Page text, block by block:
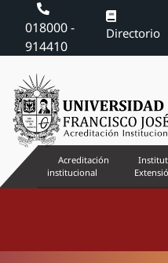
018000 -
914410
Directorio
Acreditación
institucional